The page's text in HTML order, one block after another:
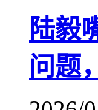
陆毅
问题